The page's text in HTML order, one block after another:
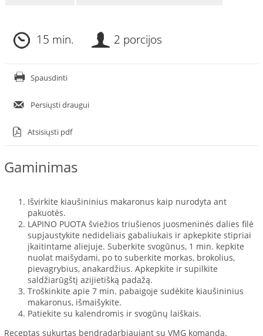
15 min. 2 porcijos
Spausdinti
Persiųsti draugui
Atsisiųsti pdf
Gaminimas
Išvirkite kiaušininius makaronus kaip nurodyta ant
pakuotės.
LAPINO PUOTA šviežios triušienos juosmeninės dalies filė
supjaustykite nedideliais gabaliukais ir apkepkite stipriai
įkaitintame aliejuje. Suberkite svogūnus, 1 min. kepkite
nuolat maišydami, po to suberkite morkas, brokolius,
pievagrybius, anakardžius. Apkepkite ir supilkite
saldžiarūgštį azijietišką padažą.
Troškinkite apie 7 min. pabaigoje sudėkite kiaušininius
makaronus, išmaišykite.
Patiekite su kalendromis ir svogūnų laiškais.
Receptas sukurtas bendradarbiaujant su VMG komanda.